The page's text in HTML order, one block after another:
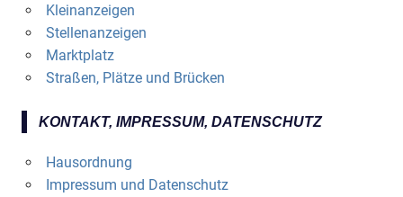
Kleinanzeigen
Stellenanzeigen
Marktplatz
Straßen, Plätze und Brücken
KONTAKT, IMPRESSUM, DATENSCHUTZ
Hausordnung
Impressum und Datenschutz